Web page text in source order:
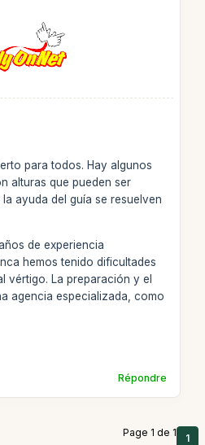
para todos. Hay algunos
alturas que pueden ser
ayuda del guía se resuelven
de experiencia
hemos tenido dificultades
vértigo. La preparación y el
agencia especializada, como
Répondre
Page 1 de 1 1